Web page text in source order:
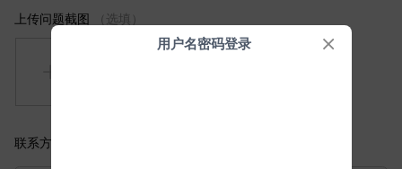
上传问题截图 （选填）
联系方式
用户名密码登录